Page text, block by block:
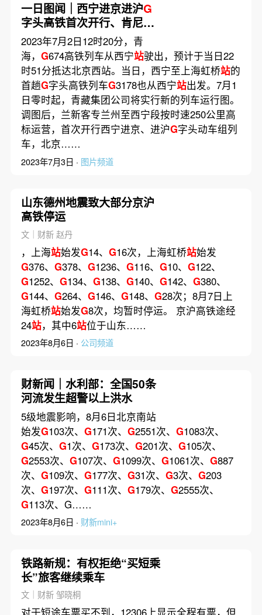
一日图闻｜西宁进京进沪G
字头高铁首次开行、肯尼亚
西北部严重车祸已致52人死
亡
2023年7月2日12时20分，青
海， G674高铁列车从西宁站驶出，预计于当日22
时51分抵达北京西站。当日，西宁至上海虹桥站的
首趟G字头高铁列车G3178也从西宁站出发。7月1
日零时起，青藏集团公司将实行新的列车运行图。
调图后，兰新客专兰州至西宁段按时速250公里高
标运营，首次开行西宁进京、进沪G字头动车组列
车，北京……
2023年7月3日 · 图片频道
山东德州地震致大部分京沪
高铁停运
文｜财新 赵丹
，上海站始发G14、 G16次，上海虹桥站始发
G376、 G378、 G1236、 G116、 G10、 G122、
G1252、 G134、 G138、 G140、 G142、 G380、
G144、 G264、 G146、 G148、 G28次；8月7日上
海虹桥站始发G8次，均暂时停运。 京沪高铁途经
24站，其中6站位于山东……
2023年8月6日 · 公司频道
财新闻｜水利部：全国50条
河流发生超警以上洪水
5级地震影响，8月6日北京南站
始发G103次、 G171次、 G2551次、 G1083次、
G45次、 G1次、 G173次、 G201次、 G105次、
G2553次、 G107次、 G1099次、 G1061次、 G887
次、 G109次、 G177次、 G31次、 G3次、 G203
次、 G197次、 G111次、 G179次、 G2555次、
G113次、G……
2023年8月6日 · 财新mini+
铁路新规：有权拒绝“买短乘
长”旅客继续乘车
文｜财新 邹晓桐
对于短途车票买不到，12306上显示全程有票，但